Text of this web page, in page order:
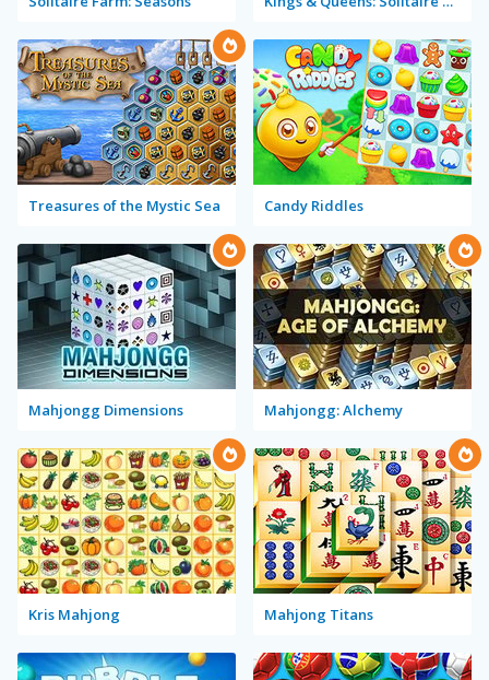
Treasures of the Mystic Sea Candy Riddles
Mahjongg Dimensions Mahjongg: Alchemy
Kris Mahjong Mahjong Titans